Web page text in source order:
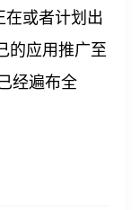
在或者计划出
的应用推广至
经遍布全